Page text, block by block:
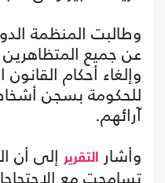
وطالبت المنظمة
عن جميع
وإلغاء أحكام
للحكومة بسجن
آرائهم.
وأشار
التقرير إلى أن
تسامحت مع